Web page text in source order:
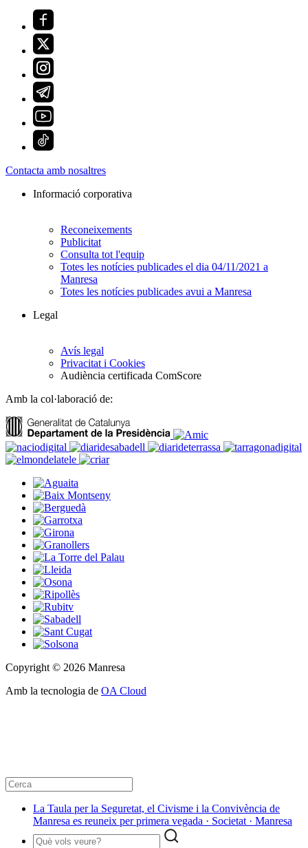
Contacta amb nosaltres
Informació corporativa
Reconeixements
Publicitat
Consulta tot l'equip
Totes les notícies publicades el dia 04/11/2021 a
Manresa
Totes les notícies publicades avui a Manresa
Legal
Avís legal
Privacitat i Cookies
Audiència certificada ComScore
Amb la col·laboració de:
Copyright © 2026 Manresa
Amb la tecnologia de OA Cloud
La Taula per la Seguretat, el Civisme i la Convivència de
Manresa es reuneix per primera vegada · Societat · Manresa